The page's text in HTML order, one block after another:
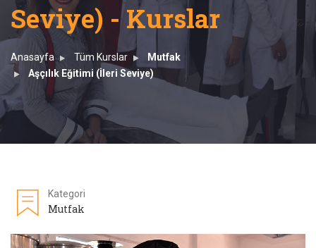
Seviye) - Kurslar
Anasayfa Tüm Kurslar
Mutfak
Aşçılık Eğitimi (İleri Seviye)
Kategori
Mutfak